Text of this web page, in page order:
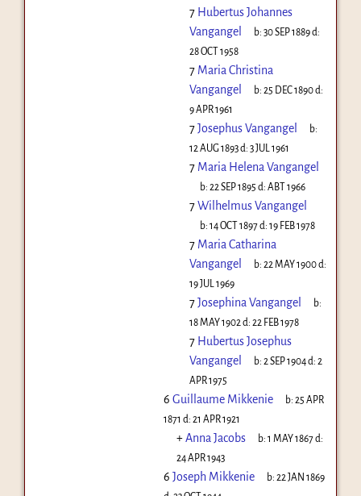
7 Hubertus Johannes
Vangangel
b:30 SEP 1889d:
28 OCT 1958
7 Maria Christina
Vangangel
b:25 DEC 1890d:
9 APR 1961
7Josephus Vangangel
b:
12 AUG 1893d: 3 JUL 1961
7 Maria Helena Vangangel
b:22 SEP 1895 d:ABT 1966
7Wilhelmus Vangangel
b:14 OCT 1897d:19 FEB 1978
7 Maria Catharina
Vangangel
b:22 MAY 1900d:
19 JUL 1969
7Josephina Vangangel
b:
18 MAY 1902 d: 22 FEB 1978
7 Hubertus Josephus
Vangangel
b:2 SEP 1904d:2
APR 1975
6 Guillaume Mikkenie b:25 APR
1871 d: 21 APR 1921
+Anna Jacobs b:1 MAY 1867d:
24 APR 1943
6 Joseph Mikkenie b:22 JAN 1869